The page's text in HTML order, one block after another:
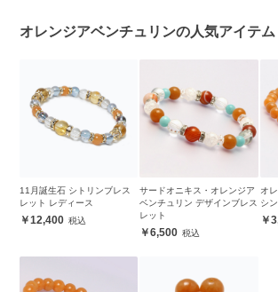
オレンジアベンチュリンの人気アイテム
11月誕生石 シトリンブレス
レット レディース
12,400
サードオニキス・オレンジア
ベンチュリン デザインブレス
レット
6,500
オ
シ